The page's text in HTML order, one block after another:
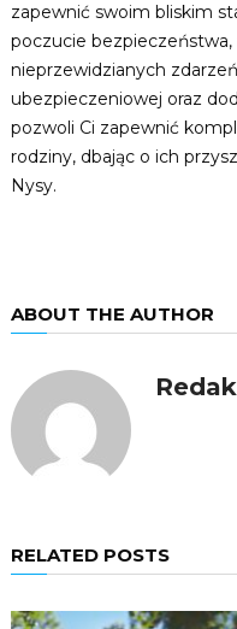
zapewnić swoim bliskim
poczucie
nieprzewidzianych
ubezpieczeniowej oraz
pozwoli Ci zapewnić
rodziny, dbając o ich
Nysy.
ABOUT THE AUTHOR
RELATED POSTS